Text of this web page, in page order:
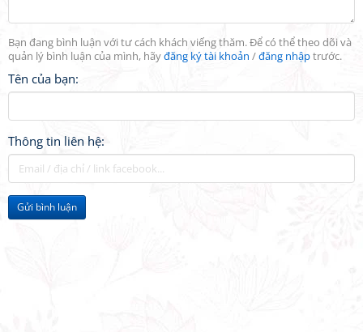
Bạn đang bình luận với tư cách khách viếng thăm. Để có thể theo dõi và
quản lý bình luận của mình, hãyđăng ký tài khoản /đăng nhậptrước.
Tên của bạn:
Thông tin liên hệ:
Gửi bình luận